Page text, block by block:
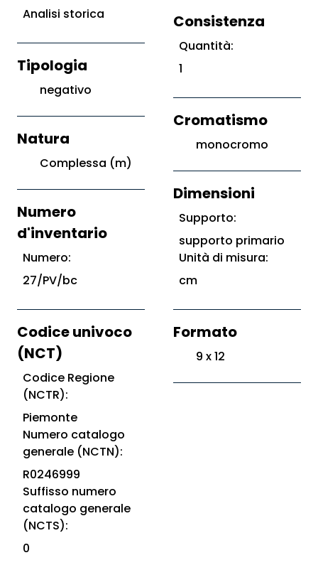
Analisi storica
Tipologia
negativo
Natura
Complessa (m)
Numero
d'inventario
Numero:
27/PV/bc
Codice univoco
(NCT)
Codice Regione
(NCTR):
Piemonte
Numero catalogo
generale (NCTN):
R0246999
Suffisso numero
catalogo generale
(NCTS):
0
Consistenza
Quantità:
1
Cromatismo
monocromo
Dimensioni
Supporto:
supporto primario
Unità di misura:
cm
Formato
9 x 12